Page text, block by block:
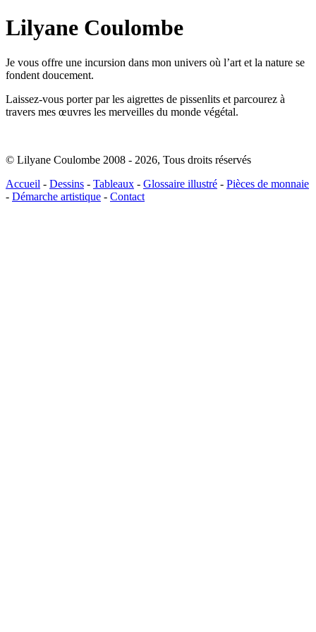
Lilyane Coulombe
Je vous offre une incursion dans mon univers où l’art et la nature se
fondent doucement.
Laissez-vous porter par les aigrettes de pissenlits et parcourez à
travers mes œuvres les merveilles du monde végétal.
© Lilyane Coulombe 2008 - 2026, Tous droits réservés
Accueil - Dessins - Tableaux - Glossaire illustré - Pièces de monnaie
- Démarche artistique - Contact